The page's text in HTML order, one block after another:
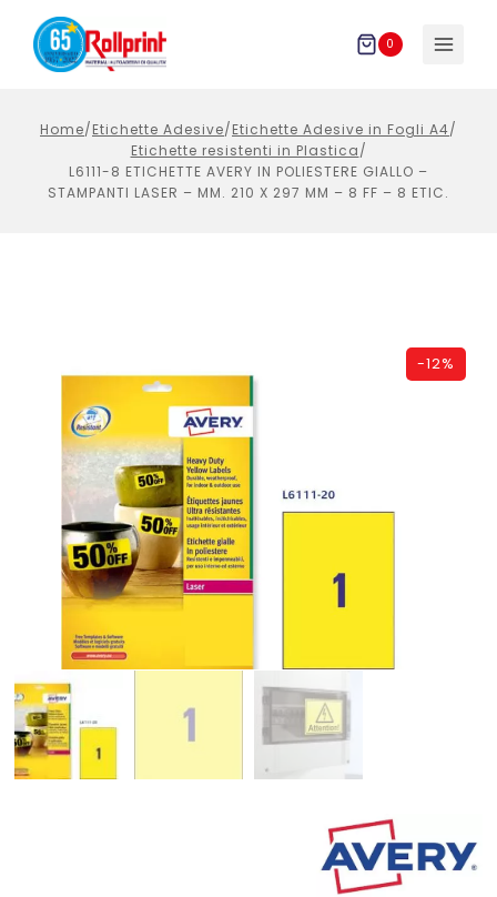
Salta
contenuto
0
Home/Etichette Adesive/Etichette Adesive in Fogli A4/
Etichette resistenti in Plastica/
L6111-8 ETICHETTE AVERY IN POLIESTERE GIALLO –
STAMPANTI LASER – MM. 210 X 297 MM – 8 FF – 8 ETIC.
-12%